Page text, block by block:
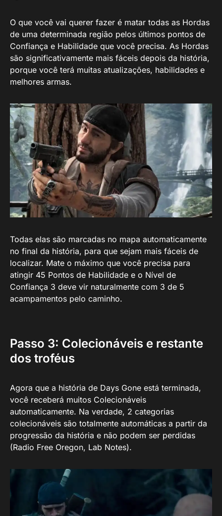
O que você vai querer fazer é matar todas as Hordas
de uma determinada região pelos últimos pontos de
Confiança e Habilidade que você precisa. As Hordas
são significativamente mais fáceis depois da história,
porque você terá muitas atualizações, habilidades e
melhores armas.
Todas elas são marcadas no mapa automaticamente
no final da história, para que sejam mais fáceis de
localizar. Mate o máximo que você precisa para
atingir 45 Pontos de Habilidade e o Nível de
Confiança 3 deve vir naturalmente com 3 de 5
acampamentos pelo caminho.
Passo 3: Colecionáveis e restante
dos troféus
Agora que a história de Days Gone está terminada,
você receberá muitos Colecionáveis
automaticamente. Na verdade, 2 categorias
colecionáveis são totalmente automáticas a partir da
progressão da história e não podem ser perdidas
(Radio Free Oregon, Lab Notes).